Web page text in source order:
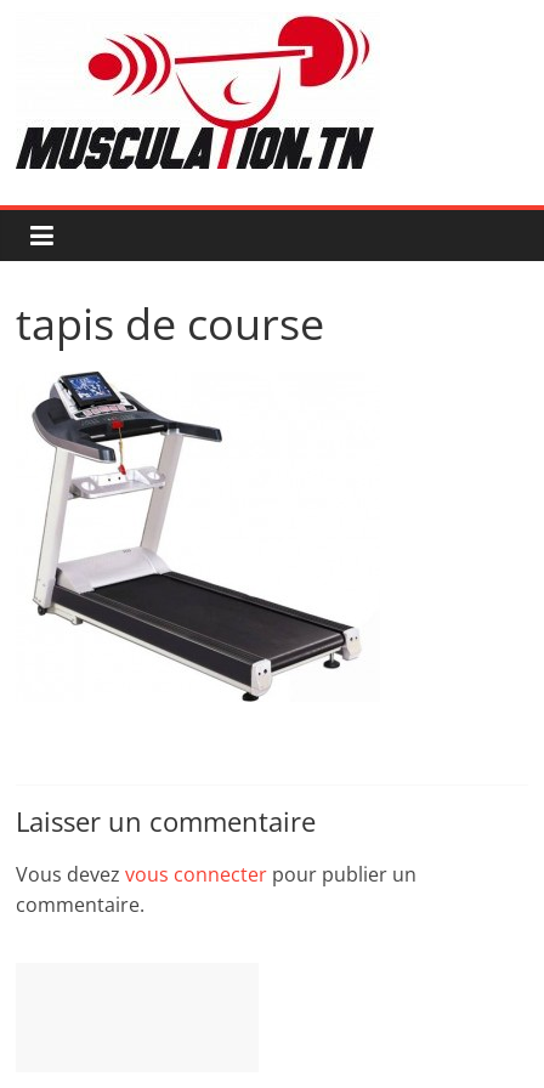
Musculation.tn
Pour
avoir
des
muscles
tapis de course
Laisser un commentaire
Vous devezvous connecter pour publier un
commentaire.